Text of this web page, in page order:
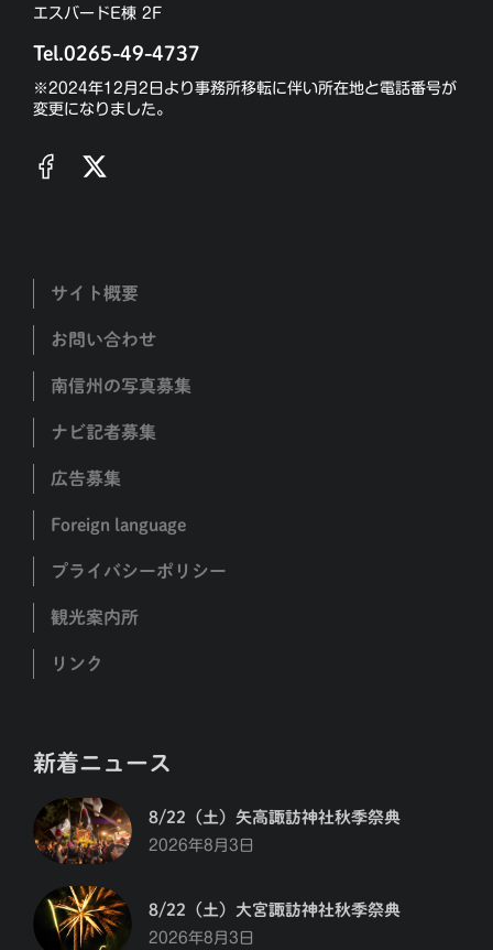
エスバードE棟 2F
Tel.0265-49-4737
※2024年12月2日より事務所移転に伴い所在地と電話番号が
変更になりました。
サイト概要
お問い合わせ
南信州の写真募集
ナビ記者募集
広告募集
Foreign language
プライバシーポリシー
観光案内所
リンク
新着ニュース
8/22（土）矢高諏訪神社秋季祭典
2026年8月3日
8/22（土）大宮諏訪神社秋季祭典
2026年8月3日